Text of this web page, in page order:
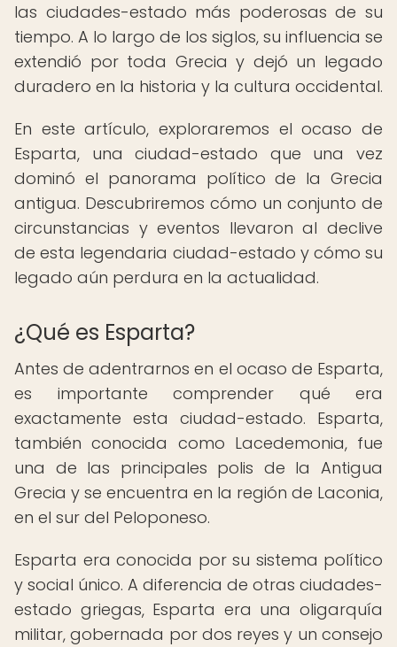
las ciudades-estado más poderosas de su
tiempo. A lo largo de los siglos, su influencia se
extendió por toda Grecia y dejó un legado
duradero en la historia y la cultura occidental.
En este artículo, exploraremos el ocaso de
Esparta, una ciudad-estado que una vez
dominó el panorama político de la Grecia
antigua. Descubriremos cómo un conjunto de
circunstancias y eventos llevaron al declive
de esta legendaria ciudad-estado y cómo su
legado aún perdura en la actualidad.
¿Qué es Esparta?
Antes de adentrarnos en el ocaso de Esparta,
es importante comprender qué era
exactamente esta ciudad-estado. Esparta,
también conocida como Lacedemonia, fue
una de las principales polis de la Antigua
Grecia y se encuentra en la región de Laconia,
en el sur del Peloponeso.
Esparta era conocida por su sistema político
y social único. A diferencia de otras ciudades-
estado griegas, Esparta era una oligarquía
militar, gobernada por dos reyes y un consejo